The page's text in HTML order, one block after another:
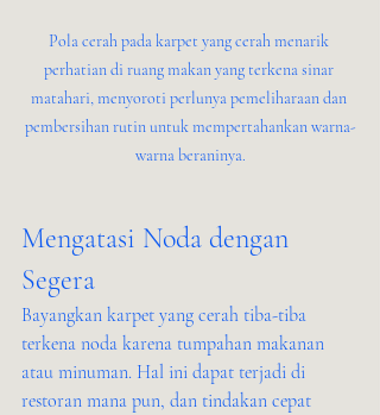
Pola cerah pada karpet yang cerah menarik
perhatian di ruang makan yang terkena sinar
matahari, menyoroti perlunya pemeliharaan dan
pembersihan rutin untuk mempertahankan warna-
warna beraninya.
Mengatasi Noda dengan
Segera
Bayangkan karpet yang cerah tiba-tiba
terkena noda karena tumpahan makanan
atau minuman. Hal ini dapat terjadi di
restoran mana pun, dan tindakan cepat